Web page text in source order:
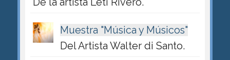
Muestra "Música y Músicos"
Del Artista Walter di Santo.